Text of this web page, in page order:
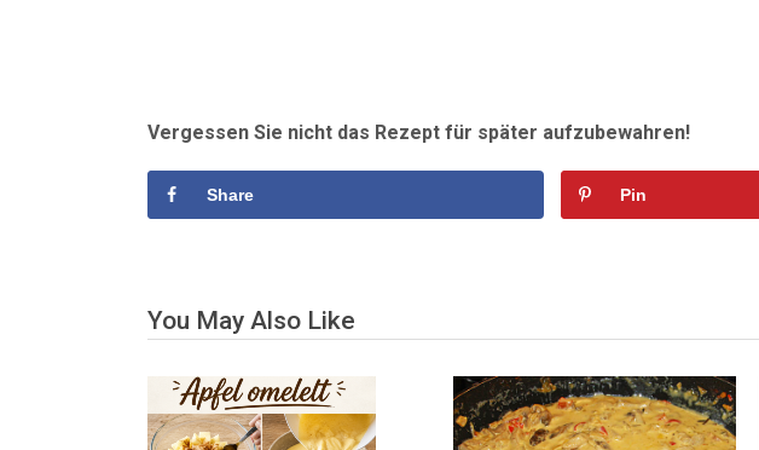
Vergessen Sie nicht das Rezept für später aufzubewahren!
Share Pin
You May Also Like